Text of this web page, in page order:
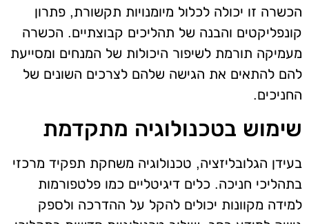
הכשרה זו יכולה לכלול מיומנויות תקשורת, פתרון
קונפליקטים והבנה של תהליכים קבוצתיים. הכשרה
מעמיקה תורמת לשיפור היכולות של המנחים ומסייעת
להם להתאים את הגישה שלהם לצרכים השונים של
החניכים.
שימוש בטכנולוגיה מתקדמת
בעידן הגלובליזציה, טכנולוגיה משחקת תפקיד מרכזי
בתהליכי חניכה. כלים דיגיטליים כמו פלטפורמות
למידה מקוונות יכולים להקל על ההדרכה ולספק